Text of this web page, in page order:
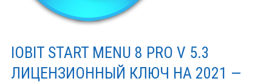
IOBIT START MENU 8 PRO V 5.3
ЛИЦЕНЗИОННЫЙ КЛЮЧ НА 2021 —